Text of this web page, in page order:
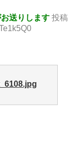
送りします 投稿